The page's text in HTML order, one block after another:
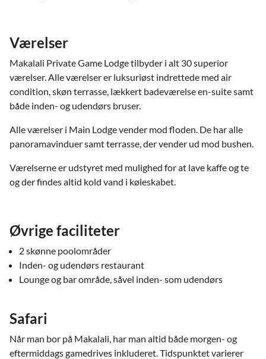
Værelser
Makalali Private Game Lodge tilbyder i alt 30 superior
værelser. Alle værelser er luksuriøst indrettede med air
condition, skøn terrasse, lækkert badeværelse en-suite samt
både inden- og udendørs bruser.
Alle værelser i Main Lodge vender mod floden. De har alle
panoramavinduer samt terrasse, der vender ud mod bushen.
Værelserne er udstyret med mulighed for at lave kaffe og te
og der findes altid kold vand i køleskabet.
Øvrige faciliteter
2 skønne poolområder
Inden- og udendørs restaurant
Lounge og bar område, såvel inden- som udendørs
Safari
Når man bor på Makalali, har man altid både morgen- og
eftermiddags gamedrives inkluderet. Tidspunktet varierer